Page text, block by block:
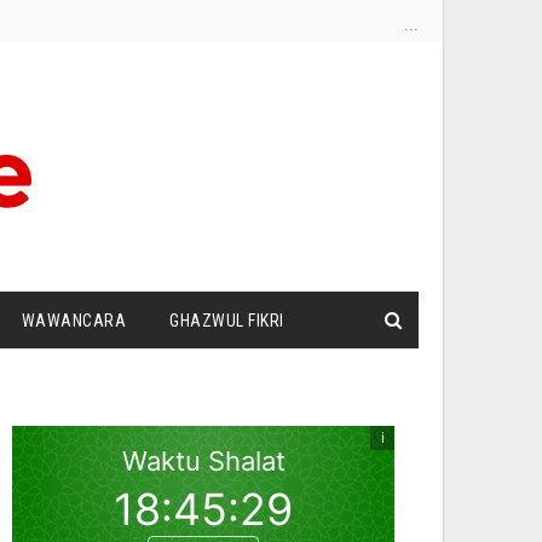
...
WAWANCARA GHAZWUL FIKRI
PANDANG SILATURRAHIM